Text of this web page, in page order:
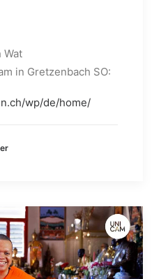
Wat
in Gretzenbach SO:
wp/de/home/